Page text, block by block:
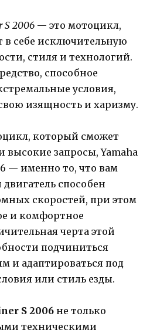
S 2006 — это мотоцикл,
себе исключительную
стиля и технологий.
способное
условия,
изящность и харизму.
который сможет
высокие запросы, Yamaha
— именно то, что вам
способен
скоростей, при этом
и комфортное
черта этой
подчиниться
и адаптироваться под
или стиль езды.
S 2006 не только
техническими